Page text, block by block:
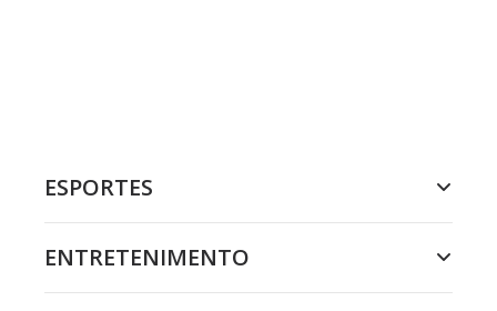
ESPORTES
ENTRETENIMENTO